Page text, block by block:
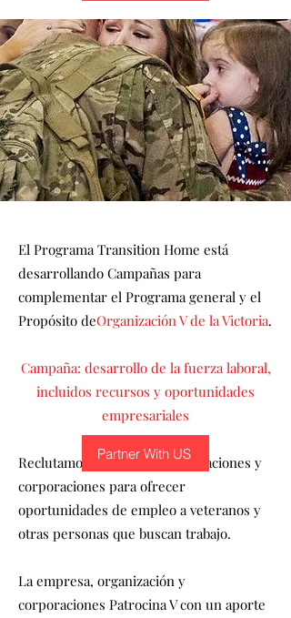
El Programa Transition Home está
desarrollando Campañas para
complementar el Programa general y el
Propósito deOrganización V de la Victoria.
Campaña: desarrollo de la fuerza laboral,
incluidos recursos y oportunidades
empresariales
Reclutamos empresas, organizaciones y
corporaciones para ofrecer
oportunidades de empleo a veteranos y
otras personas que buscan trabajo.
La empresa, organización y
corporaciones Patrocina V con un aporte
Partner With US